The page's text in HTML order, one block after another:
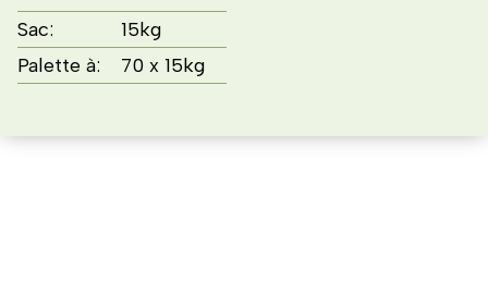
Sac:
15kg
Palette à:
70 x 15kg